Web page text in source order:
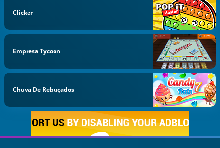
Clicker
Empresa Tycoon
Chuva De Rebuçados